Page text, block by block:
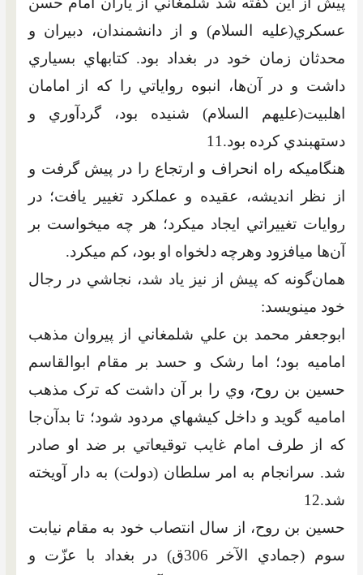
عسکري(عليه السلام) و از دانشمندان، دبيران و
محدثان زمان خود در بغداد بود. کتاب‏هاي بسياري
داشت و در آن‌ها، انبوه رواياتي را که از امامان
اهل‏بيت(عليهم السلام) شنيده بود، گردآوري و
دسته‏بندي کرده بود.11
هنگامي‏که راه ‏انحراف و ارتجاع ‏را در پيش گرفت و
از نظر انديشه، عقيده و عملکرد تغيير يافت؛ در
روايات تغييراتي ايجاد مي‏کرد؛ هر چه مي‏خواست بر
آن‌ها مي‏افزود وهرچه دلخواه‏ او بود، کم مي‏کرد.
همان‌گونه که پيش از نيز ياد شد، نجاشي در رجال
خود مي‏نويسد:
ابوجعفر محمد بن علي شلمغاني از پيروان مذهب
اماميه بود؛ اما رشک و حسد بر مقام ابوالقاسم
حسين بن روح، وي را بر آن داشت که ترک مذهب
اماميه گويد و داخل کيش‏هاي مردود شود؛ تا بدآن‌جا
که از طرف امام غايب توقيعاتي بر ضد او صادر
شد. سرانجام به امر سلطان (دولت) به دار آويخته
شد.12
حسين بن روح، از سال انتصاب خود به مقام نيابت
سوم (جمادي الآخر 306ق) در بغداد با عزّت و